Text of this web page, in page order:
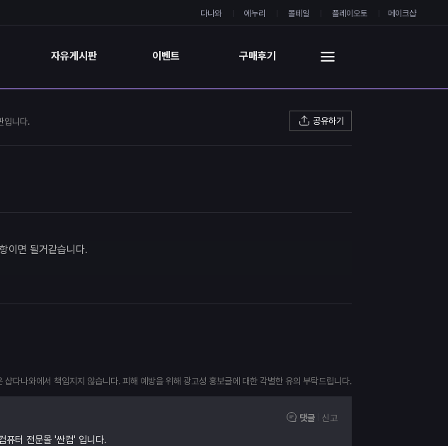
다나와 에누리 몰테일 플레이오토 메이크샵
자유게시판 이벤트 구매후기
입니다. 공유하기
이면 될거같습니다.
다나와에서 책임지지 않습니다. 피해 예방을 위해 광고성 홍보글에 대한 각별한 유의 부탁드립니다.
댓글 신고
퓨터 전문몰 '싼컴' 입니다.